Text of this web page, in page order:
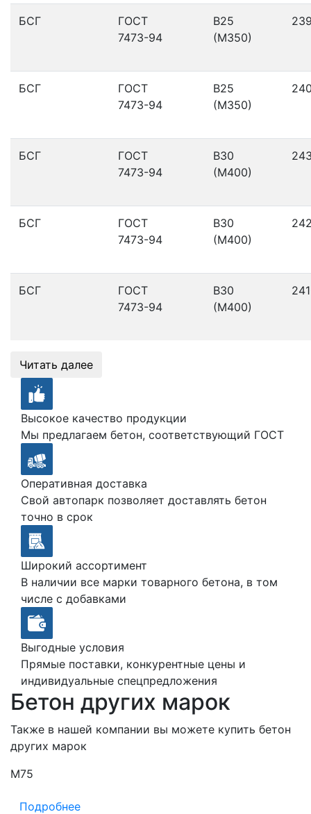
БСГ
ГОСТ
7473-94
В25
(М350)
БСГ
ГОСТ
7473-94
В25
(М350)
БСГ
ГОСТ
7473-94
В30
(М400)
БСГ
ГОСТ
7473-94
В30
(М400)
БСГ
ГОСТ
7473-94
В30
(М400)
Читать далее
Высокое качество продукции
Мы предлагаем бетон, соответствующий ГОСТ
Оперативная доставка
Свой автопарк позволяет доставлять бетон
точно в срок
Широкий ассортимент
В наличии все марки товарного бетона, в том
числе с добавками
Выгодные условия
Прямые поставки, конкурентные цены и
индивидуальные спецпредложения
Бетон других марок
Также в нашей компании вы можете купить бетон
других марок
М75
Подробнее